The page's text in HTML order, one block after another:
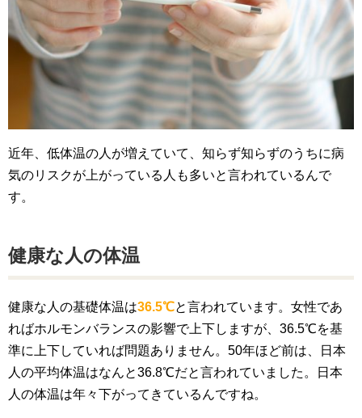
近年、低体温の人が増えていて、知らず知らずのうちに病
気のリスクが上がっている人も多いと言われているんで
す。
健康な人の体温
健康な人の基礎体温は36.5℃と言われています。女性であ
ればホルモンバランスの影響で上下しますが、36.5℃を基
準に上下していれば問題ありません。50年ほど前は、日本
人の平均体温はなんと36.8℃だと言われていました。日本
人の体温は年々下がってきているんですね。